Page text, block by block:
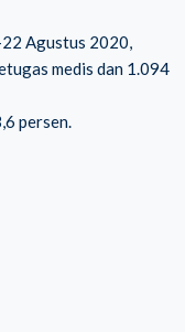
Agustus 2020,
medis dan 1.094
persen.